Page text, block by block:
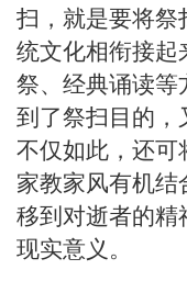
扫，就是要将祭
统文化相衔接起
祭、经典诵读等
到了祭扫目的，
不仅如此，还可
家教家风有机
移到对逝者的精
现实意义。